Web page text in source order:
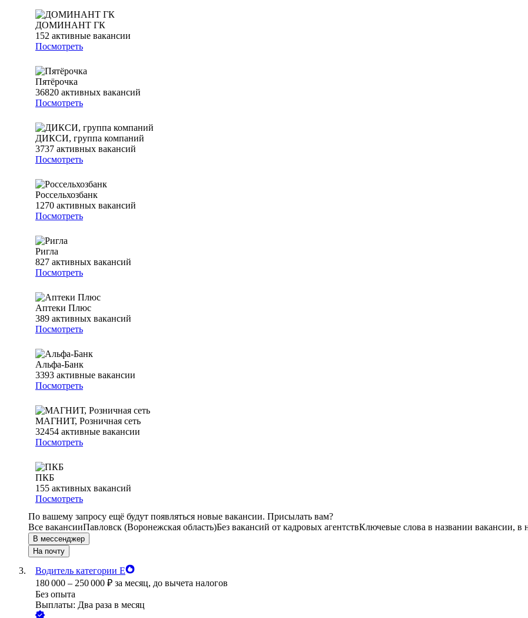
ДОМИНАНТ ГК
152 активные вакансии
Посмотреть
Пятёрочка
36820 активных вакансий
Посмотреть
ДИКСИ, группа компаний
3737 активных вакансий
Посмотреть
Россельхозбанк
1270 активных вакансий
Посмотреть
Ригла
827 активных вакансий
Посмотреть
Аптеки Плюс
389 активных вакансий
Посмотреть
Альфа-Банк
3393 активные вакансии
Посмотреть
МАГНИТ, Розничная сеть
32454 активные вакансии
Посмотреть
ПКБ
155 активных вакансий
Посмотреть
По вашему запросу ещё будут появляться новые вакансии. Присылать вам?
Все вакансииПавловск (Воронежская область)Без вакансий от кадровых агентствКлючевые слова в названии вакансии,
В мессенджер
На почту
Водитель категории Е
180 000 – 250 000 ₽ за месяц, до вычета налогов
Без опыта
Выплаты: Два раза в месяц